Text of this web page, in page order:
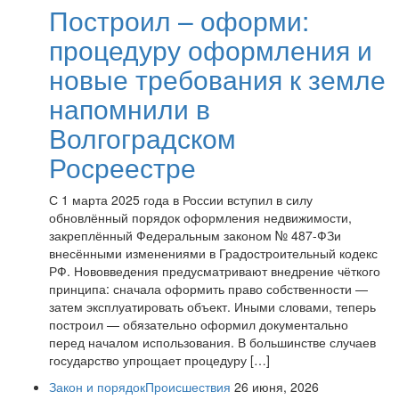
Построил – оформи:
процедуру оформления и
новые требования к земле
напомнили в
Волгоградском
Росреестре
С 1 марта 2025 года в России вступил в силу
обновлённый порядок оформления недвижимости,
закреплённый Федеральным законом № 487-ФЗи
внесёнными изменениями в Градостроительный кодекс
РФ. Нововведения предусматривают внедрение чёткого
принципа: сначала оформить право собственности —
затем эксплуатировать объект. Иными словами, теперь
построил — обязательно оформил документально
перед началом использования. В большинстве случаев
государство упрощает процедуру […]
Закон и порядокПроисшествия 26 июня, 2026